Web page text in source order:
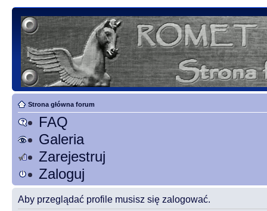
Strona główna forum
FAQ
Galeria
Zarejestruj
Zaloguj
Aby przeglądać profile musisz się zalogować.